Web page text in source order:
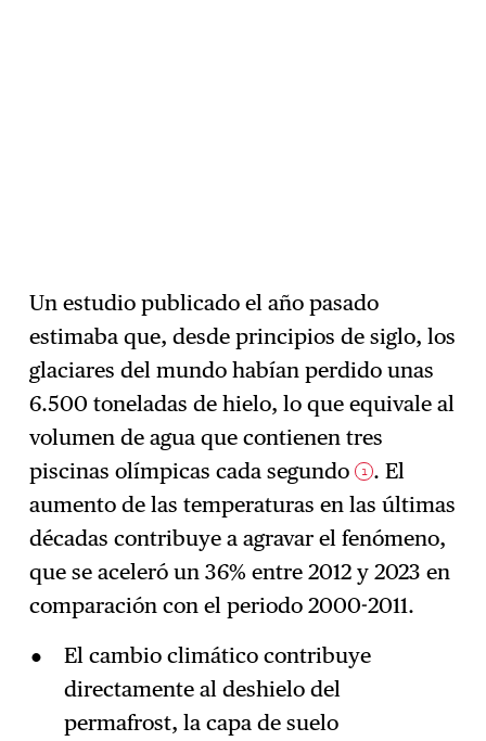
Un estudio publicado el año pasado
estimaba que, desde principios de siglo, los
glaciares del mundo habían perdido unas
6.500 toneladas de hielo, lo que equivale al
volumen de agua que contienen tres
piscinas olímpicas cada segundo 1 . El
aumento de las temperaturas en las últimas
décadas contribuye a agravar el fenómeno,
que se aceleró un 36% entre 2012 y 2023 en
comparación con el periodo 2000-2011.
El cambio climático contribuye
directamente al deshielo del
permafrost, la capa de suelo